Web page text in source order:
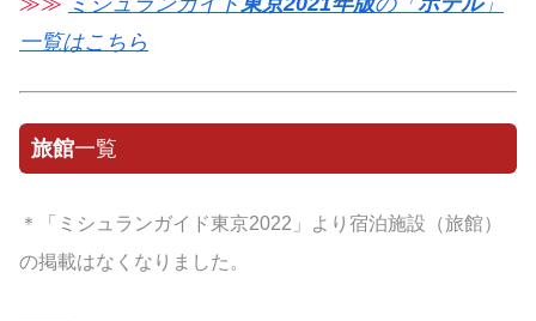
一覧はこちら
旅館一覧
＊「ミシュランガイド東京2022」より宿泊施設（旅館）
の掲載はなくなりました。